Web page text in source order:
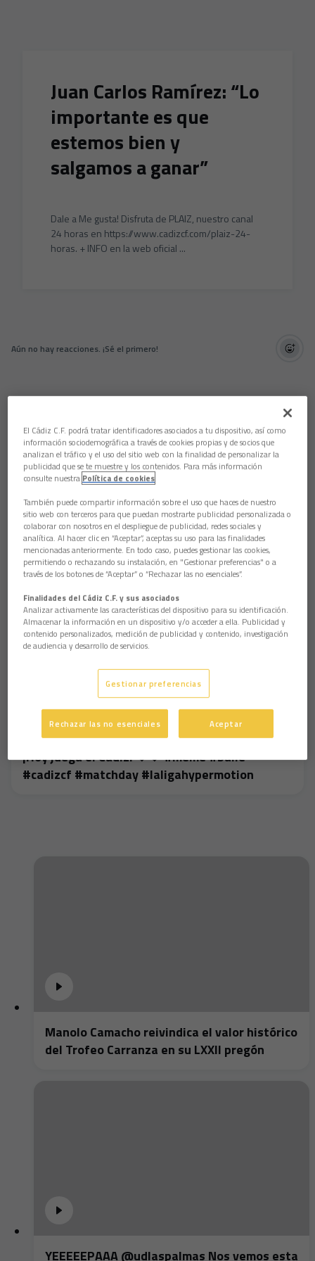
Juan Carlos Ramírez: “Lo
importante es que
estemos bien y
salgamos a ganar”
Dale a Me gusta! Disfruta de PLAIZ, nuestro canal
24 horas en https://www.cadizcf.com/plaiz-24-
horas. + INFO en la web oficial ...
Aún no hay reacciones. ¡Sé el primero!
¡Hoy juega el Cádiz! 💛💙 #meme #baile
#cadizcf #matchday #laligahypermotion
Manolo Camacho reivindica el valor histórico
del Trofeo Carranza en su LXXII pregón
YEEEEEPAAA @udlaspalmas Nos vemos esta
El Cádiz C.F. podrá tratar identificadores asociados a tu dispositivo, así como
información sociodemográfica a través de cookies propias y de socios que
analizan el tráfico y el uso del sitio web con la finalidad de personalizar la
publicidad que se te muestre y los contenidos. Para más información
consulte nuestra Política de cookies
También puede compartir información sobre el uso que haces de nuestro
sitio web con terceros para que puedan mostrarte publicidad personalizada o
colaborar con nosotros en el despliegue de publicidad, redes sociales y
analítica. Al hacer clic en “Aceptar”, aceptas su uso para las finalidades
mencionadas anteriormente. En todo caso, puedes gestionar las cookies,
permitiendo o rechazando su instalación, en "Gestionar preferencias" o a
través de los botones de “Aceptar” o “Rechazar las no esenciales”.
Finalidades del Cádiz C.F. y sus asociados
Analizar activamente las características del dispositivo para su identificación.
Almacenar la información en un dispositivo y/o acceder a ella. Publicidad y
contenido personalizados, medición de publicidad y contenido, investigación
de audiencia y desarrollo de servicios.
Gestionar preferencias
Rechazar las no esenciales Aceptar